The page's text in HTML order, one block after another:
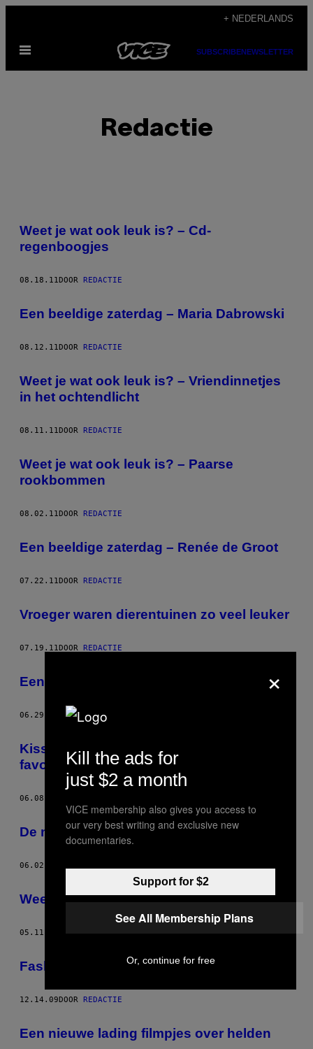
de
+ NEDERLANDS
Open
SUBSCRIBENEWSLETTER
Redactie
POSTS
BY
Weet je wat ook leuk is? – Cd-
regenboogjes
08.18.11DOOR REDACTIE
Een beeldige zaterdag – Maria Dabrowski
08.12.11DOOR REDACTIE
Weet je wat ook leuk is? – Vriendinnetjes
in het ochtendlicht
08.11.11DOOR REDACTIE
Weet je wat ook leuk is? – Paarse
rookbommen
08.02.11DOOR REDACTIE
Een beeldige zaterdag – Renée de Groot
07.22.11DOOR REDACTIE
Vroeger waren dierentuinen zo veel leuker
07.19.11DOOR REDACTIE
Een goede vangst
06.29.11 DOOR REDACTIE
Kissy Sell Out vertelde ons wat zijn
favoriete YouTube-filmpjes zijn
06.08.11
De meisjes van eBay
06.02.11
Weet jij veel? Van muziek?
05.11.10 DOORREDACTIE
Fashion: Brazilian girls
12.14.09DOOR REDACTIE
Een nieuwe lading filmpjes over helden
×
Kill the ads for
just $2 a month
VICE membership also gives you access to
our very best writing and exclusive new
documentaries.
Support for $2
See All Membership Plans
Or, continue for free